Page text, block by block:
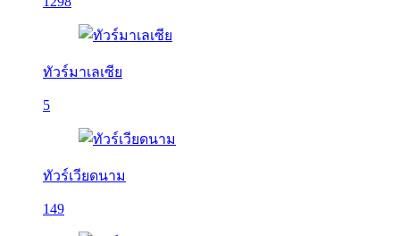
ทัวร์มาเลเซีย
5
ทัวร์เวียดนาม
149